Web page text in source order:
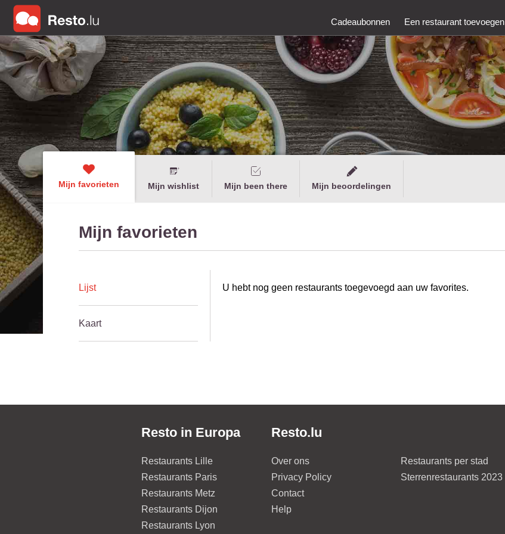
Cadeaubonnen Een restaurant toevoegen
Mijn favorieten Mijn wishlist Mijn been there Mijn beoordelingen
Mijn favorieten
Lijst
Kaart
U hebt nog geen restaurants toegevoegd aan uw favorites.
Resto in Europa
Restaurants Lille
Restaurants Paris
Restaurants Metz
Restaurants Dijon
Restaurants Lyon
Resto.lu
Over ons
Privacy Policy
Contact
Help
Restaurants per stad
Sterrenrestaurants 2023